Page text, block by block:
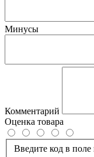
Минусы
Комментарий
Оценка товара
Введите код в